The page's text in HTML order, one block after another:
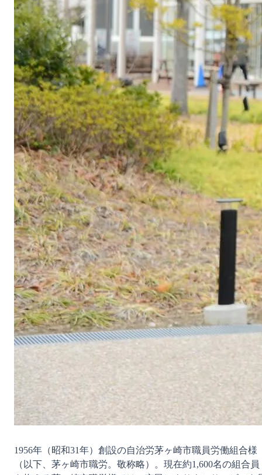
1956年（昭和31年）創設の自治労茅ヶ崎市職員労働組合様
（以下、茅ヶ崎市職労。敬称略）。現在約1,600名の組合員